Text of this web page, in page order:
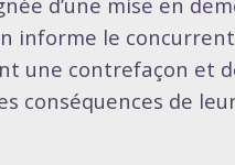
informe le
une contrefaçon et
conséquences de